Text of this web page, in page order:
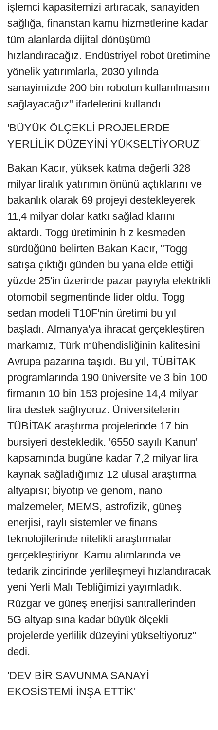
işlemci kapasitemizi artıracak, sanayiden
sağlığa, finanstan kamu hizmetlerine kadar
tüm alanlarda dijital dönüşümü
hızlandıracağız. Endüstriyel robot üretimine
yönelik yatırımlarla, 2030 yılında
sanayimizde 200 bin robotun kullanılmasını
sağlayacağız" ifadelerini kullandı.
'BÜYÜK ÖLÇEKLİ PROJELERDE
YERLİLİK DÜZEYİNİ YÜKSELTİYORUZ'
Bakan Kacır, yüksek katma değerli 328
milyar liralık yatırımın önünü açtıklarını ve
bakanlık olarak 69 projeyi destekleyerek
11,4 milyar dolar katkı sağladıklarını
aktardı. Togg üretiminin hız kesmeden
sürdüğünü belirten Bakan Kacır, "Togg
satışa çıktığı günden bu yana elde ettiği
yüzde 25'in üzerinde pazar payıyla elektrikli
otomobil segmentinde lider oldu. Togg
sedan modeli T10F'nin üretimi bu yıl
başladı. Almanya'ya ihracat gerçekleştiren
markamız, Türk mühendisliğinin kalitesini
Avrupa pazarına taşıdı. Bu yıl, TÜBİTAK
programlarında 190 üniversite ve 3 bin 100
firmanın 10 bin 153 projesine 14,4 milyar
lira destek sağlıyoruz. Üniversitelerin
TÜBİTAK araştırma projelerinde 17 bin
bursiyeri destekledik. '6550 sayılı Kanun'
kapsamında bugüne kadar 7,2 milyar lira
kaynak sağladığımız 12 ulusal araştırma
altyapısı; biyotıp ve genom, nano
malzemeler, MEMS, astrofizik, güneş
enerjisi, raylı sistemler ve finans
teknolojilerinde nitelikli araştırmalar
gerçekleştiriyor. Kamu alımlarında ve
tedarik zincirinde yerlileşmeyi hızlandıracak
yeni Yerli Malı Tebliğimizi yayımladık.
Rüzgar ve güneş enerjisi santrallerinden
5G altyapısına kadar büyük ölçekli
projelerde yerlilik düzeyini yükseltiyoruz"
dedi.
'DEV BİR SAVUNMA SANAYİ
EKOSİSTEMİ İNŞA ETTİK'